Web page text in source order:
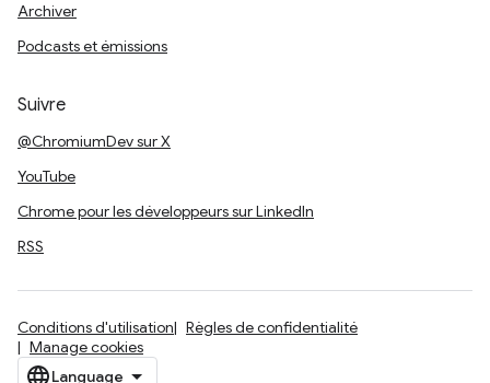
Archiver
Podcasts et émissions
Suivre
@ChromiumDev sur X
YouTube
Chrome pour les développeurs sur LinkedIn
RSS
Conditions d'utilisation
Règles de confidentialité
Manage cookies